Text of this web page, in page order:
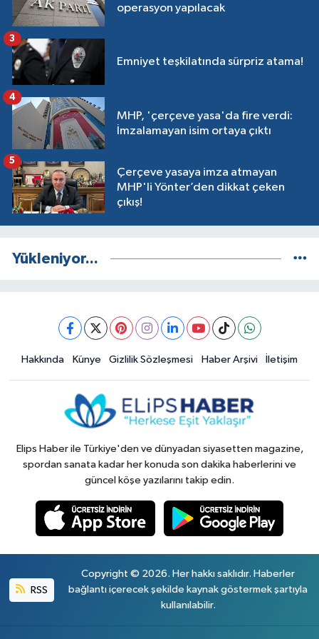
operasyon yapılacak
Emniyet teşkilatında sürpriz atama!
3
MHP, 'çerçeve yasa'da fire verdi:
İmzalamayan isim ortaya çıktı
4
Çerçeve yasaya imza atmayan
MHP'li Yönter’den dikkat çeken
çıkış!
5
Yükleniyor...
Hakkında Künye Gizlilik Sözleşmesi Haber Arşivi İletişim
Elips Haber ile Türkiye'den ve dünyadan siyasetten magazine,
spordan sanata kadar her konuda son dakika haberlerini ve
güncel köşe yazılarını takip edin.
RSS
Copyright © 2026. Her hakkı saklıdır. Haberler
bağlantı içerecek şekilde kaynak göstermek şartıyla
kullanılabilir.